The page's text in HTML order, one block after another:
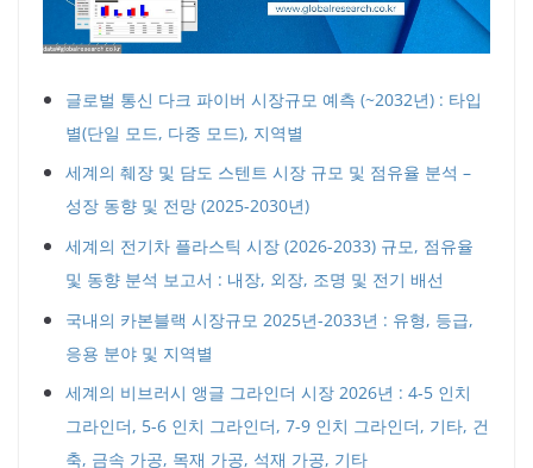
글로벌 통신 다크 파이버 시장규모 예측 (~2032년) : 타입
별(단일 모드, 다중 모드), 지역별
세계의 췌장 및 담도 스텐트 시장 규모 및 점유율 분석 –
성장 동향 및 전망 (2025-2030년)
세계의 전기차 플라스틱 시장 (2026-2033) 규모, 점유율
및 동향 분석 보고서 : 내장, 외장, 조명 및 전기 배선
국내의 카본블랙 시장규모 2025년-2033년 : 유형, 등급,
응용 분야 및 지역별
세계의 비브러시 앵글 그라인더 시장 2026년 : 4-5 인치
그라인더, 5-6 인치 그라인더, 7-9 인치 그라인더, 기타, 건
축, 금속 가공, 목재 가공, 석재 가공, 기타